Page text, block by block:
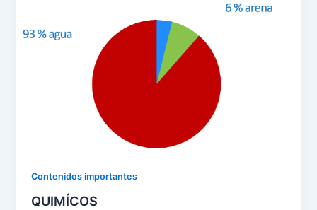
Contenidos importantes
QUIMÍCOS